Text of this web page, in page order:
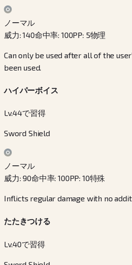
ノーマル
威力:140命中率: 100PP: 5物理
Can only be used after all of the
been used.
ハイパーボイス
Lv.44で習得
Sword Shield
ノーマル
威力:90命中率:100PP: 10特殊
Inflicts regular damage with no
たたきつける
Lv.40で習得